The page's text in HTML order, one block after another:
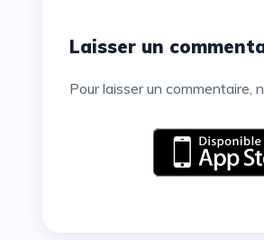
Laisser un
Pour laisser un